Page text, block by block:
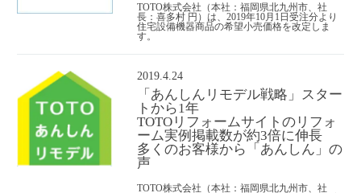
TOTO株式会社（本社：福岡県北九州市、社
長：喜多村 円）は、2019年10月1日受注分より
住宅設備機器商品の希望小売価格を改定しま
す。
2019.4.24
「あんしんリモデル戦略」スター
トから1年
TOTOリフォームサイトのリフォ
ーム実例掲載数が約3倍に伸長
多くのお客様から「あんしん」の
声
TOTO株式会社（本社：福岡県北九州市、社